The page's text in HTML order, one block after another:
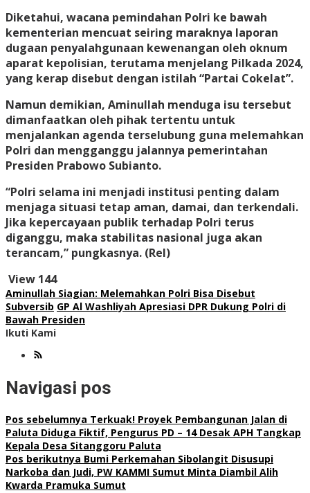
Diketahui, wacana pemindahan Polri ke bawah
kementerian mencuat seiring maraknya laporan
dugaan penyalahgunaan kewenangan oleh oknum
aparat kepolisian, terutama menjelang Pilkada 2024,
yang kerap disebut dengan istilah “Partai Cokelat”.
Namun demikian, Aminullah menduga isu tersebut
dimanfaatkan oleh pihak tertentu untuk
menjalankan agenda terselubung guna melemahkan
Polri dan mengganggu jalannya pemerintahan
Presiden Prabowo Subianto.
“Polri selama ini menjadi institusi penting dalam
menjaga situasi tetap aman, damai, dan terkendali.
Jika kepercayaan publik terhadap Polri terus
diganggu, maka stabilitas nasional juga akan
terancam,” pungkasnya. (Rel)
View 144
Aminullah Siagian: Melemahkan Polri Bisa Disebut
Subversib GP Al Washliyah Apresiasi DPR Dukung Polri di
Bawah Presiden
Ikuti Kami
Navigasi pos
Pos sebelumnya Terkuak! Proyek Pembangunan Jalan di
Paluta Diduga Fiktif, Pengurus PD – 14 Desak APH Tangkap
Kepala Desa Sitanggoru Paluta
Pos berikutnya Bumi Perkemahan Sibolangit Disusupi
Narkoba dan Judi, PW KAMMI Sumut Minta Diambil Alih
Kwarda Pramuka Sumut